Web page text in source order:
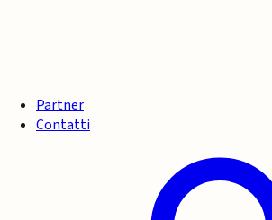
Partner
Contatti